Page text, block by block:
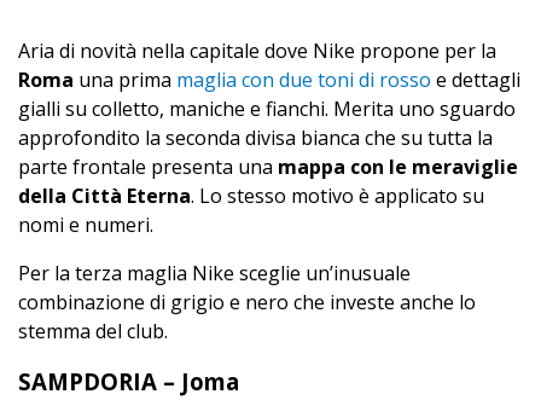
Aria di novità nella capitale dove Nike propone per la
Roma una prima maglia con due toni di rosso e dettagli
gialli su colletto, maniche e fianchi. Merita uno sguardo
approfondito la seconda divisa bianca che su tutta la
parte frontale presenta una mappa con le meraviglie
della Città Eterna. Lo stesso motivo è applicato su
nomi e numeri.
Per la terza maglia Nike sceglie un’inusuale
combinazione di grigio e nero che investe anche lo
stemma del club.
SAMPDORIA – Joma